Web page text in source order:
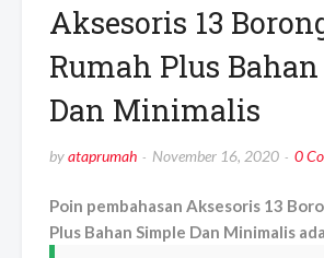
Aksesoris 13
Rumah Plus
Dan Minimalis
byataprumah November 16, 2020 0
Poin pembahasan Aksesoris 13
Plus Bahan Simple Dan Minimalis